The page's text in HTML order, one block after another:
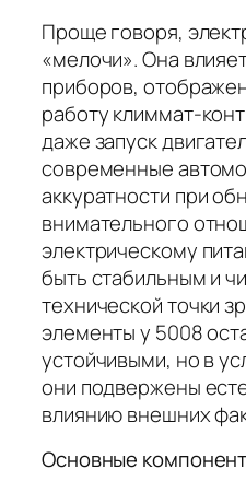
Проще говоря,
«мелочи». Она
приборов,
работу климмат-
даже запуск
современные
аккуратности при
внимательного
электрическому
быть стабильным и
технической точки
элементы у 5008
устойчивыми, но в
они подвержены
влиянию внешних
Основные